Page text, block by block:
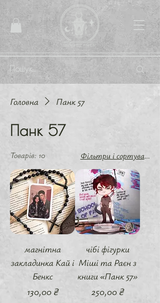
Головна Панк 57
Панк 57
Товарів: 10 Фільтри і сортування
магнітна
закладинка Кай і
Бенкс
Ціна
130,00 ₴
чібі фігурки
Міші та Раєн з
книги «Панк 57»
Ціна
250,00 ₴